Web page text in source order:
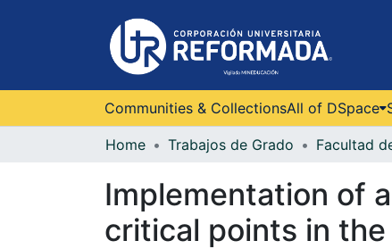
Communities & CollectionsAll of DSpace
Home Trabajos de Grado Facultad
Implementation of
critical points in